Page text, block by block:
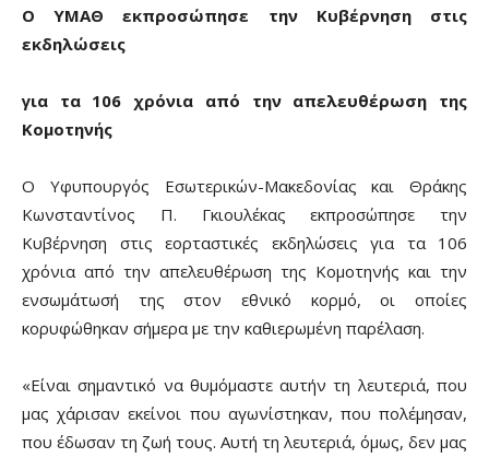
Ο ΥΜΑΘ εκπροσώπησε την Κυβέρνηση στις
εκδηλώσεις
για τα 106 χρόνια από την απελευθέρωση της
Κομοτηνής
Ο Υφυπουργός Εσωτερικών-Μακεδονίας και Θράκης
Κωνσταντίνος Π. Γκιουλέκας εκπροσώπησε την
Κυβέρνηση στις εορταστικές εκδηλώσεις για τα 106
χρόνια από την απελευθέρωση της Κομοτηνής και την
ενσωμάτωσή της στον εθνικό κορμό, οι οποίες
κορυφώθηκαν σήμερα με την καθιερωμένη παρέλαση.
«Είναι σημαντικό να θυμόμαστε αυτήν τη λευτεριά, που
μας χάρισαν εκείνοι που αγωνίστηκαν, που πολέμησαν,
που έδωσαν τη ζωή τους. Αυτή τη λευτεριά, όμως, δεν μας